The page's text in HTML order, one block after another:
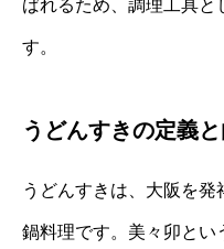
ばれるため、調理工具
す。
うどんすきの定義
うどんすきは、大阪を
鍋料理です。美々卯とい